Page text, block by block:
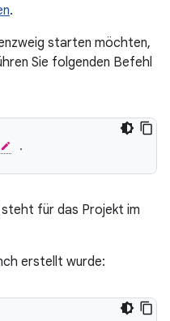
.
starten möchten,
Sie folgenden Befehl
steht für das Projekt im
erstellt wurde: